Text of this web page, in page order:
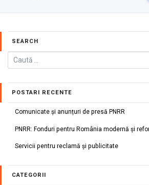
SEARCH
POSTARI RECENTE
Comunicate și anunțuri de presă PNRR
PNRR: Fonduri pentru România modernă și
Servicii pentru reclamă și publicitate
CATEGORII